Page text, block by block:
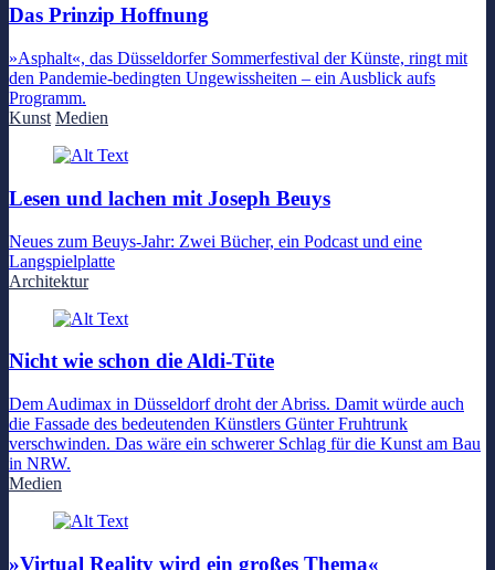
Das Prinzip Hoffnung
»Asphalt«, das Düsseldorfer Sommerfestival der Künste, ringt mit
den Pandemie-bedingten Ungewissheiten – ein Ausblick aufs
Programm.
Kunst Medien
Lesen und lachen mit Joseph Beuys
Neues zum Beuys-Jahr: Zwei Bücher, ein Podcast und eine
Langspielplatte
Architektur
Nicht wie schon die Aldi-Tüte
Dem Audimax in Düsseldorf droht der Abriss. Damit würde auch
die Fassade des bedeutenden Künstlers Günter Fruhtrunk
verschwinden. Das wäre ein schwerer Schlag für die Kunst am Bau
in NRW.
Medien
»Virtual Reality wird ein großes Thema«